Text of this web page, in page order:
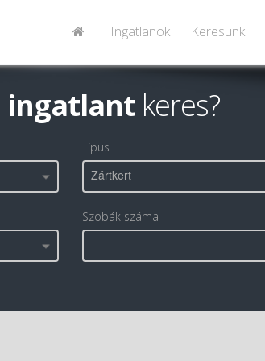
Ingatlanok Keresünk
ingatlant keres?
Típus
Zártkert
Szobák száma